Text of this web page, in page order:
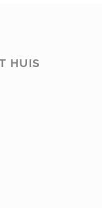
HUIS